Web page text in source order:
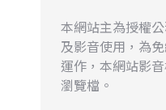
本網站主為授權
及影音使用，為
運作，本網站影
瀏覽檔。